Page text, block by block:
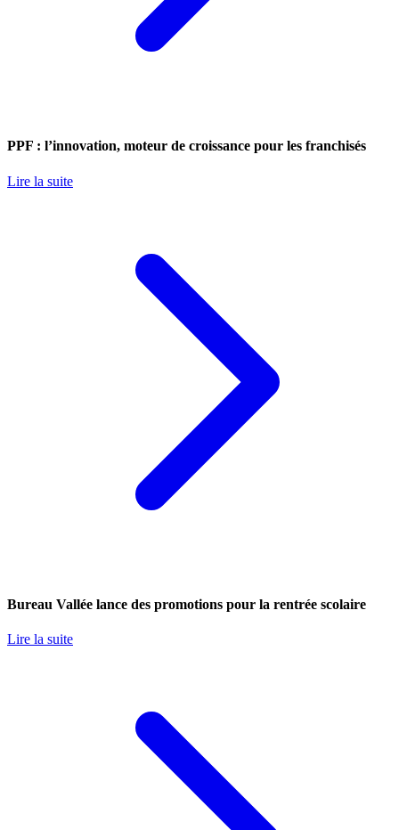
PPF : l’innovation, moteur de croissance pour les franchisés
Lire la suite
Bureau Vallée lance des promotions pour la rentrée scolaire
Lire la suite